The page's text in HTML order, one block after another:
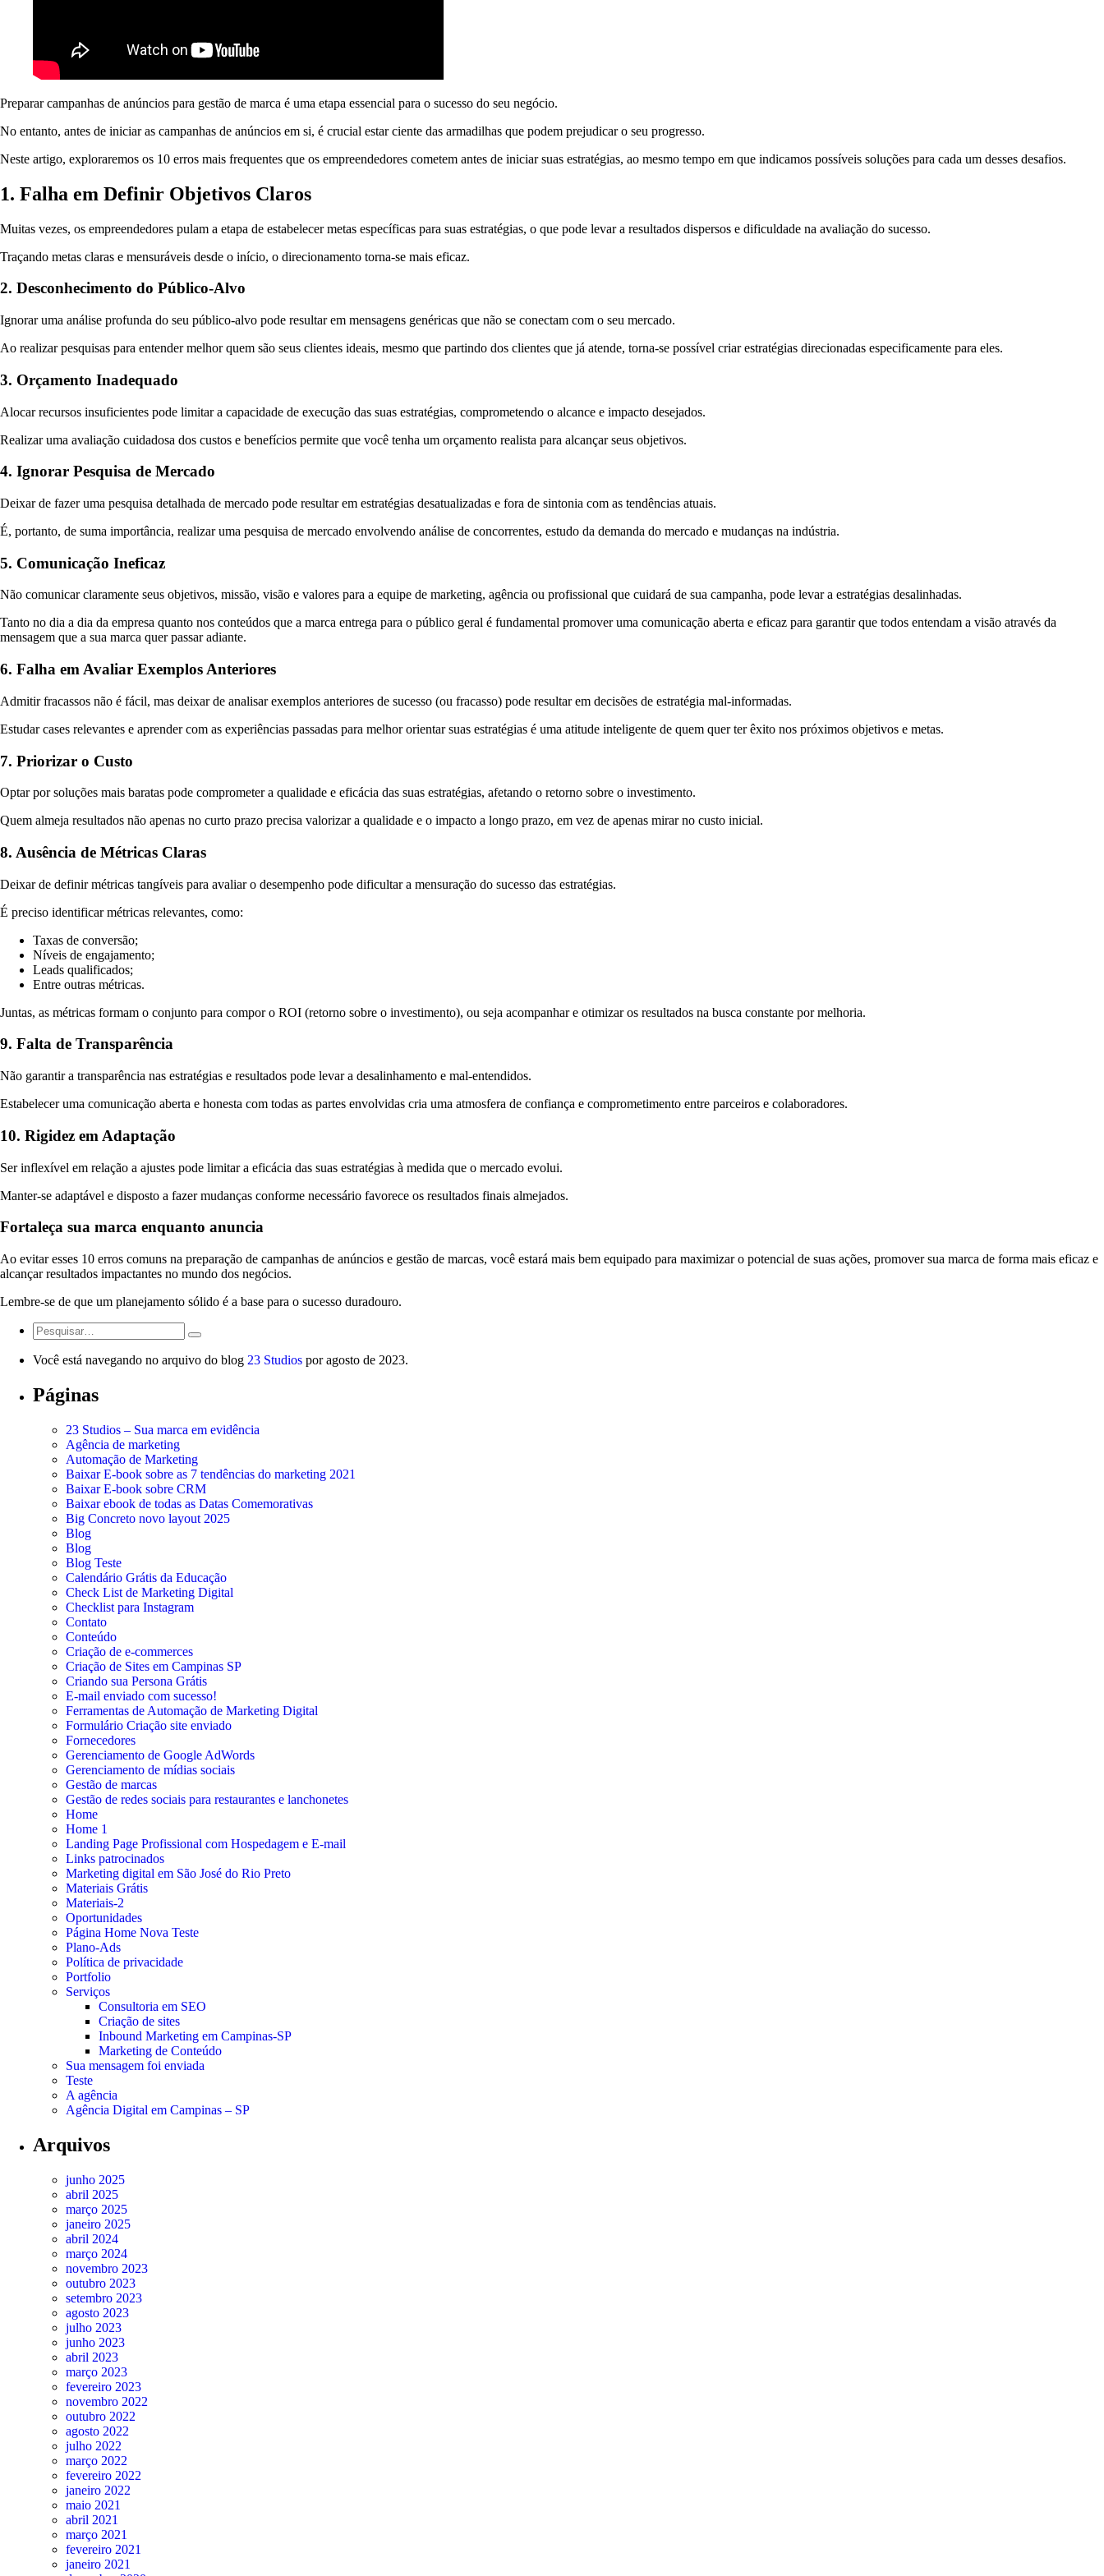
Preparar campanhas de anúncios para gestão de marca é uma etapa essencial para o sucesso do seu negócio.
No entanto, antes de iniciar as campanhas de anúncios em si, é crucial estar ciente das armadilhas que podem prejudicar o seu progresso.
Neste artigo, exploraremos os 10 erros mais frequentes que os empreendedores cometem antes de iniciar suas estratégias, ao mesmo tempo em que indicamos possíveis soluções para cada um desses desafios.
1. Falha em Definir Objetivos Claros
Muitas vezes, os empreendedores pulam a etapa de estabelecer metas específicas para suas estratégias, o que pode levar a resultados dispersos e dificuldade na avaliação do sucesso.
Traçando metas claras e mensuráveis desde o início, o direcionamento torna-se mais eficaz.
2. Desconhecimento do Público-Alvo
Ignorar uma análise profunda do seu público-alvo pode resultar em mensagens genéricas que não se conectam com o seu mercado.
Ao realizar pesquisas para entender melhor quem são seus clientes ideais, mesmo que partindo dos clientes que já atende, torna-se possível criar estratégias direcionadas especificamente para eles.
3. Orçamento Inadequado
Alocar recursos insuficientes pode limitar a capacidade de execução das suas estratégias, comprometendo o alcance e impacto desejados.
Realizar uma avaliação cuidadosa dos custos e benefícios permite que você tenha um orçamento realista para alcançar seus objetivos.
4. Ignorar Pesquisa de Mercado
Deixar de fazer uma pesquisa detalhada de mercado pode resultar em estratégias desatualizadas e fora de sintonia com as tendências atuais.
É, portanto, de suma importância, realizar uma pesquisa de mercado envolvendo análise de concorrentes, estudo da demanda do mercado e mudanças na indústria.
5. Comunicação Ineficaz
Não comunicar claramente seus objetivos, missão, visão e valores para a equipe de marketing, agência ou profissional que cuidará de sua campanha, pode levar a estratégias desalinhadas.
Tanto no dia a dia da empresa quanto nos conteúdos que a marca entrega para o público geral é fundamental promover uma comunicação aberta e eficaz para garantir que todos entendam a visão através da
mensagem que a sua marca quer passar adiante.
6. Falha em Avaliar Exemplos Anteriores
Admitir fracassos não é fácil, mas deixar de analisar exemplos anteriores de sucesso (ou fracasso) pode resultar em decisões de estratégia mal-informadas.
Estudar cases relevantes e aprender com as experiências passadas para melhor orientar suas estratégias é uma atitude inteligente de quem quer ter êxito nos próximos objetivos e metas.
7. Priorizar o Custo
Optar por soluções mais baratas pode comprometer a qualidade e eficácia das suas estratégias, afetando o retorno sobre o investimento.
Quem almeja resultados não apenas no curto prazo precisa valorizar a qualidade e o impacto a longo prazo, em vez de apenas mirar no custo inicial.
8. Ausência de Métricas Claras
Deixar de definir métricas tangíveis para avaliar o desempenho pode dificultar a mensuração do sucesso das estratégias.
É preciso identificar métricas relevantes, como:
Taxas de conversão;
Níveis de engajamento;
Leads qualificados;
Entre outras métricas.
Juntas, as métricas formam o conjunto para compor o ROI (retorno sobre o investimento), ou seja acompanhar e otimizar os resultados na busca constante por melhoria.
9. Falta de Transparência
Não garantir a transparência nas estratégias e resultados pode levar a desalinhamento e mal-entendidos.
Estabelecer uma comunicação aberta e honesta com todas as partes envolvidas cria uma atmosfera de confiança e comprometimento entre parceiros e colaboradores.
10. Rigidez em Adaptação
Ser inflexível em relação a ajustes pode limitar a eficácia das suas estratégias à medida que o mercado evolui.
Manter-se adaptável e disposto a fazer mudanças conforme necessário favorece os resultados finais almejados.
Fortaleça sua marca enquanto anuncia
Ao evitar esses 10 erros comuns na preparação de campanhas de anúncios e gestão de marcas, você estará mais bem equipado para maximizar o potencial de suas ações, promover sua marca de forma mais eficaz e
alcançar resultados impactantes no mundo dos negócios.
Lembre-se de que um planejamento sólido é a base para o sucesso duradouro.
Você está navegando no arquivo do blog 23 Studios por agosto de 2023.
Páginas
23 Studios – Sua marca em evidência
Agência de marketing
Automação de Marketing
Baixar E-book sobre as 7 tendências do marketing 2021
Baixar E-book sobre CRM
Baixar ebook de todas as Datas Comemorativas
Big Concreto novo layout 2025
Blog
Blog
Blog Teste
Calendário Grátis da Educação
Check List de Marketing Digital
Checklist para Instagram
Contato
Conteúdo
Criação de e-commerces
Criação de Sites em Campinas SP
Criando sua Persona Grátis
E-mail enviado com sucesso!
Ferramentas de Automação de Marketing Digital
Formulário Criação site enviado
Fornecedores
Gerenciamento de Google AdWords
Gerenciamento de mídias sociais
Gestão de marcas
Gestão de redes sociais para restaurantes e lanchonetes
Home
Home 1
Landing Page Profissional com Hospedagem e E-mail
Links patrocinados
Marketing digital em São José do Rio Preto
Materiais Grátis
Materiais-2
Oportunidades
Página Home Nova Teste
Plano-Ads
Política de privacidade
Portfolio
Serviços
Consultoria em SEO
Criação de sites
Inbound Marketing em Campinas-SP
Marketing de Conteúdo
Sua mensagem foi enviada
Teste
A agência
Agência Digital em Campinas – SP
Arquivos
junho 2025
abril 2025
março 2025
janeiro 2025
abril 2024
março 2024
novembro 2023
outubro 2023
setembro 2023
agosto 2023
julho 2023
junho 2023
abril 2023
março 2023
fevereiro 2023
novembro 2022
outubro 2022
agosto 2022
julho 2022
março 2022
fevereiro 2022
janeiro 2022
maio 2021
abril 2021
março 2021
fevereiro 2021
janeiro 2021